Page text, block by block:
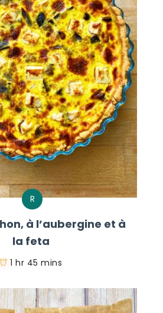
R
à l’aubergine et à
la feta
1 hr 45 mins